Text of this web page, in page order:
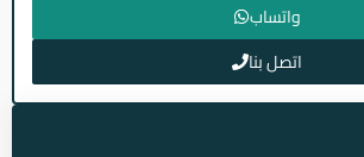
واتساب
اتصل بنا